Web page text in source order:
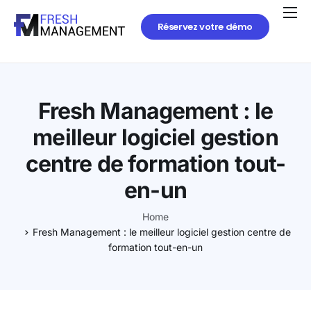
Réservez votre démo
Fresh Management : le
meilleur logiciel gestion
centre de formation tout-
en-un
Home
Fresh Management : le meilleur logiciel gestion centre de
formation tout-en-un